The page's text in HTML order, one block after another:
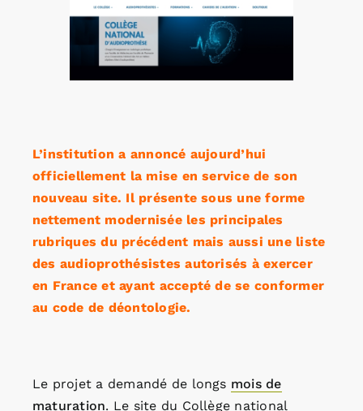
L’institution a annoncé aujourd’hui
officiellement la mise en service de son
nouveau site. Il présente sous une forme
nettement modernisée les principales
rubriques du précédent mais aussi une liste
des audioprothésistes autorisés à exercer
en France et ayant accepté de se conformer
au code de déontologie.
Le projet a demandé de longs mois de
maturation. Le site du Collège national